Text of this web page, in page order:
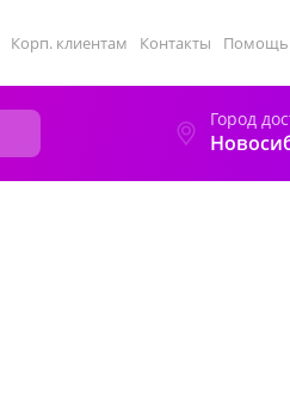
Корп. клиентам Контакты Помощь
Город